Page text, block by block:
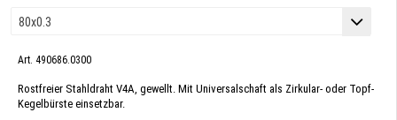
Art. 490686.0300
Rostfreier Stahldraht V4A, gewellt. Mit Universalschaft als Zirkular- oder Topf-
Kegelbürste einsetzbar.